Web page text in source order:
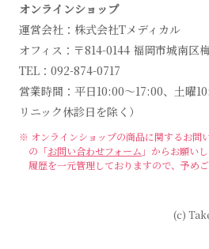
オンラインショップ
運営会社：株式会社Tメディカル
オフィス：〒814-0144 福岡市城南区
TEL：092-874-0717
営業時間：平日10:00～17:00、土曜
リニック休診日を除く）
※ オンラインショップの商品に関するお問
の「お問い合わせフォーム 」からお願いし
履歴を一元管理しておりますので、予めご
(c)